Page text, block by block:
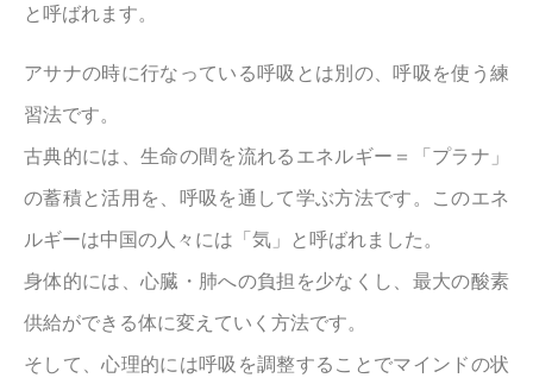
と呼ばれます。
アサナの時に行なっている呼吸とは別の、呼吸を使う練
習法です。
古典的には、生命の間を流れるエネルギー＝「プラナ」
の蓄積と活用を、呼吸を通して学ぶ方法です。このエネ
ルギーは中国の人々には「気」と呼ばれました。
身体的には、心臓・肺への負担を少なくし、最大の酸素
供給ができる体に変えていく方法です。
そして、心理的には呼吸を調整することでマインドの状